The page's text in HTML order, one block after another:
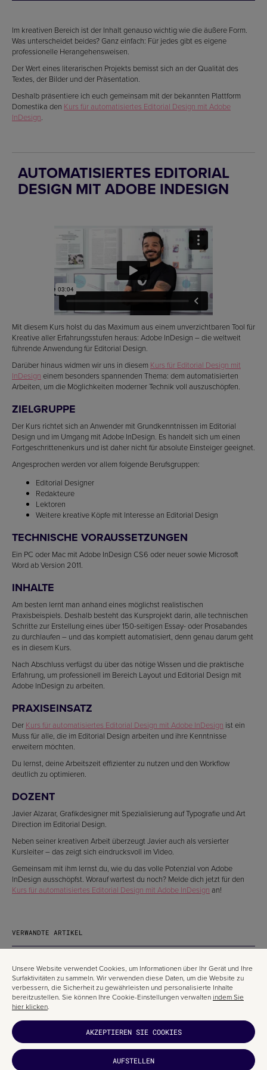
Im kreativen Bereich ist der Inhalt genauso wichtig wie die äußere Form.
Was unterscheidet beides? Ganz einfach: Für jedes gibt es eigene
professionelle Herangehensweisen.
Der Wert eines literarischen Projekts bemisst sich an der Qualität des
Textes, der Bilder und der Präsentation.
Deshalb präsentiere ich euch gemeinsam mit der bekannten Plattform
Domestika den Kurs für automatisiertes Editorial Design mit Adobe
InDesign.
AUTOMATISIERTES EDITORIAL
DESIGN MIT ADOBE INDESIGN
Mit diesem Kurs holst du das Maximum aus einem unverzichtbaren Tool für
Kreative aller Erfahrungsstufen heraus: Adobe InDesign – die weltweit
führende Anwendung für Editorial Design.
Darüber hinaus widmen wir uns in diesem Kurs für Editorial Design mit
InDesign einem besonders spannenden Thema: dem automatisierten
Arbeiten, um die Möglichkeiten moderner Technik voll auszuschöpfen.
ZIELGRUPPE
Der Kurs richtet sich an Anwender mit Grundkenntnissen im Editorial
Design und im Umgang mit Adobe InDesign. Es handelt sich um einen
Fortgeschrittenenkurs und ist daher nicht für absolute Einsteiger geeignet.
Angesprochen werden vor allem folgende Berufsgruppen:
Editorial Designer
Redakteure
Lektoren
Weitere kreative Köpfe mit Interesse an Editorial Design
TECHNISCHE VORAUSSETZUNGEN
Ein PC oder Mac mit Adobe InDesign CS6 oder neuer sowie Microsoft
Word ab Version 2011.
INHALTE
Am besten lernt man anhand eines möglichst realistischen
Praxisbeispiels. Deshalb besteht das Kursprojekt darin, alle technischen
Schritte zur Erstellung eines über 150-seitigen Essay- oder Prosabandes
zu durchlaufen – und das komplett automatisiert, denn genau darum geht
es in diesem Kurs.
Nach Abschluss verfügst du über das nötige Wissen und die praktische
Erfahrung, um professionell im Bereich Layout und Editorial Design mit
Adobe InDesign zu arbeiten.
PRAXISEINSATZ
Der Kurs für automatisiertes Editorial Design mit Adobe InDesign ist ein
Muss für alle, die im Editorial Design arbeiten und ihre Kenntnisse
erweitern möchten.
Du lernst, deine Arbeitszeit effizienter zu nutzen und den Workflow
deutlich zu optimieren.
DOZENT
Javier Alzarar, Grafikdesigner mit Spezialisierung auf Typografie und Art
Direction im Editorial Design.
Neben seiner kreativen Arbeit überzeugt Javier auch als versierter
Kursleiter – das zeigt sich eindrucksvoll im Video.
Gemeinsam mit ihm lernst du, wie du das volle Potenzial von Adobe
InDesign ausschöpfst. Worauf wartest du noch? Melde dich jetzt für den
Kurs für automatisiertes Editorial Design mit Adobe InDesign an!
VERWANDTE ARTIKEL
Unsere Website verwendet Cookies, um Informationen über Ihr Gerät und Ihre
Surfaktivitäten zu sammeln. Wir verwenden diese Daten, um die Website zu
verbessern, die Sicherheit zu gewährleisten und personalisierte Inhalte
bereitzustellen. Sie können Ihre Cookie-Einstellungen verwalten indem Sie
hier klicken.
AKZEPTIEREN SIE COOKIES
AUFSTELLEN